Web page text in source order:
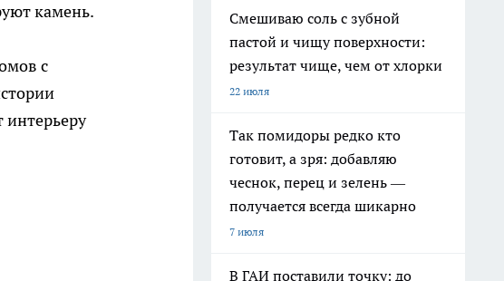
камень.
с
интерьеру
Смешиваю соль с зубной
пастой и чищу поверхности:
результат чище, чем от хлорки
22 июля
Так помидоры редко кто
готовит, а зря: добавляю
чеснок, перец и зелень —
получается всегда шикарно
7 июля
В ГАИ поставили точку: до